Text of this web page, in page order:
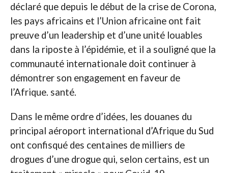
déclaré que depuis le début de la crise de Corona,
les pays africains et l’Union africaine ont fait
preuve d’un leadership et d’une unité louables
dans la riposte à l’épidémie, et il a souligné que la
communauté internationale doit continuer à
démontrer son engagement en faveur de
l’Afrique. santé.
Dans le même ordre d’idées, les douanes du
principal aéroport international d’Afrique du Sud
ont confisqué des centaines de milliers de
drogues d’une drogue qui, selon certains, est un